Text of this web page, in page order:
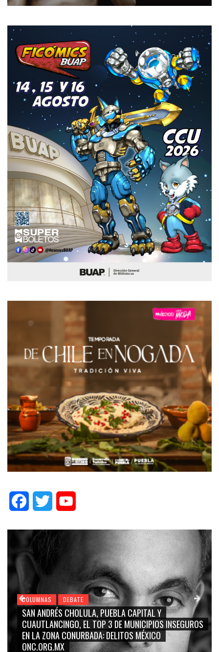
FacebookTwitter
COLUMNAS DEBATE
GRACE PALOMARES, NAY SALVATORI, SERGIO
CARMEN SALINAS “LA CORCHOLATA”,
BLANCO, SILVIA PINAL: LA TRIVIALIZACIÓN Y
RIDICULIZACIÓN DE LA REPRESENTACIÓN